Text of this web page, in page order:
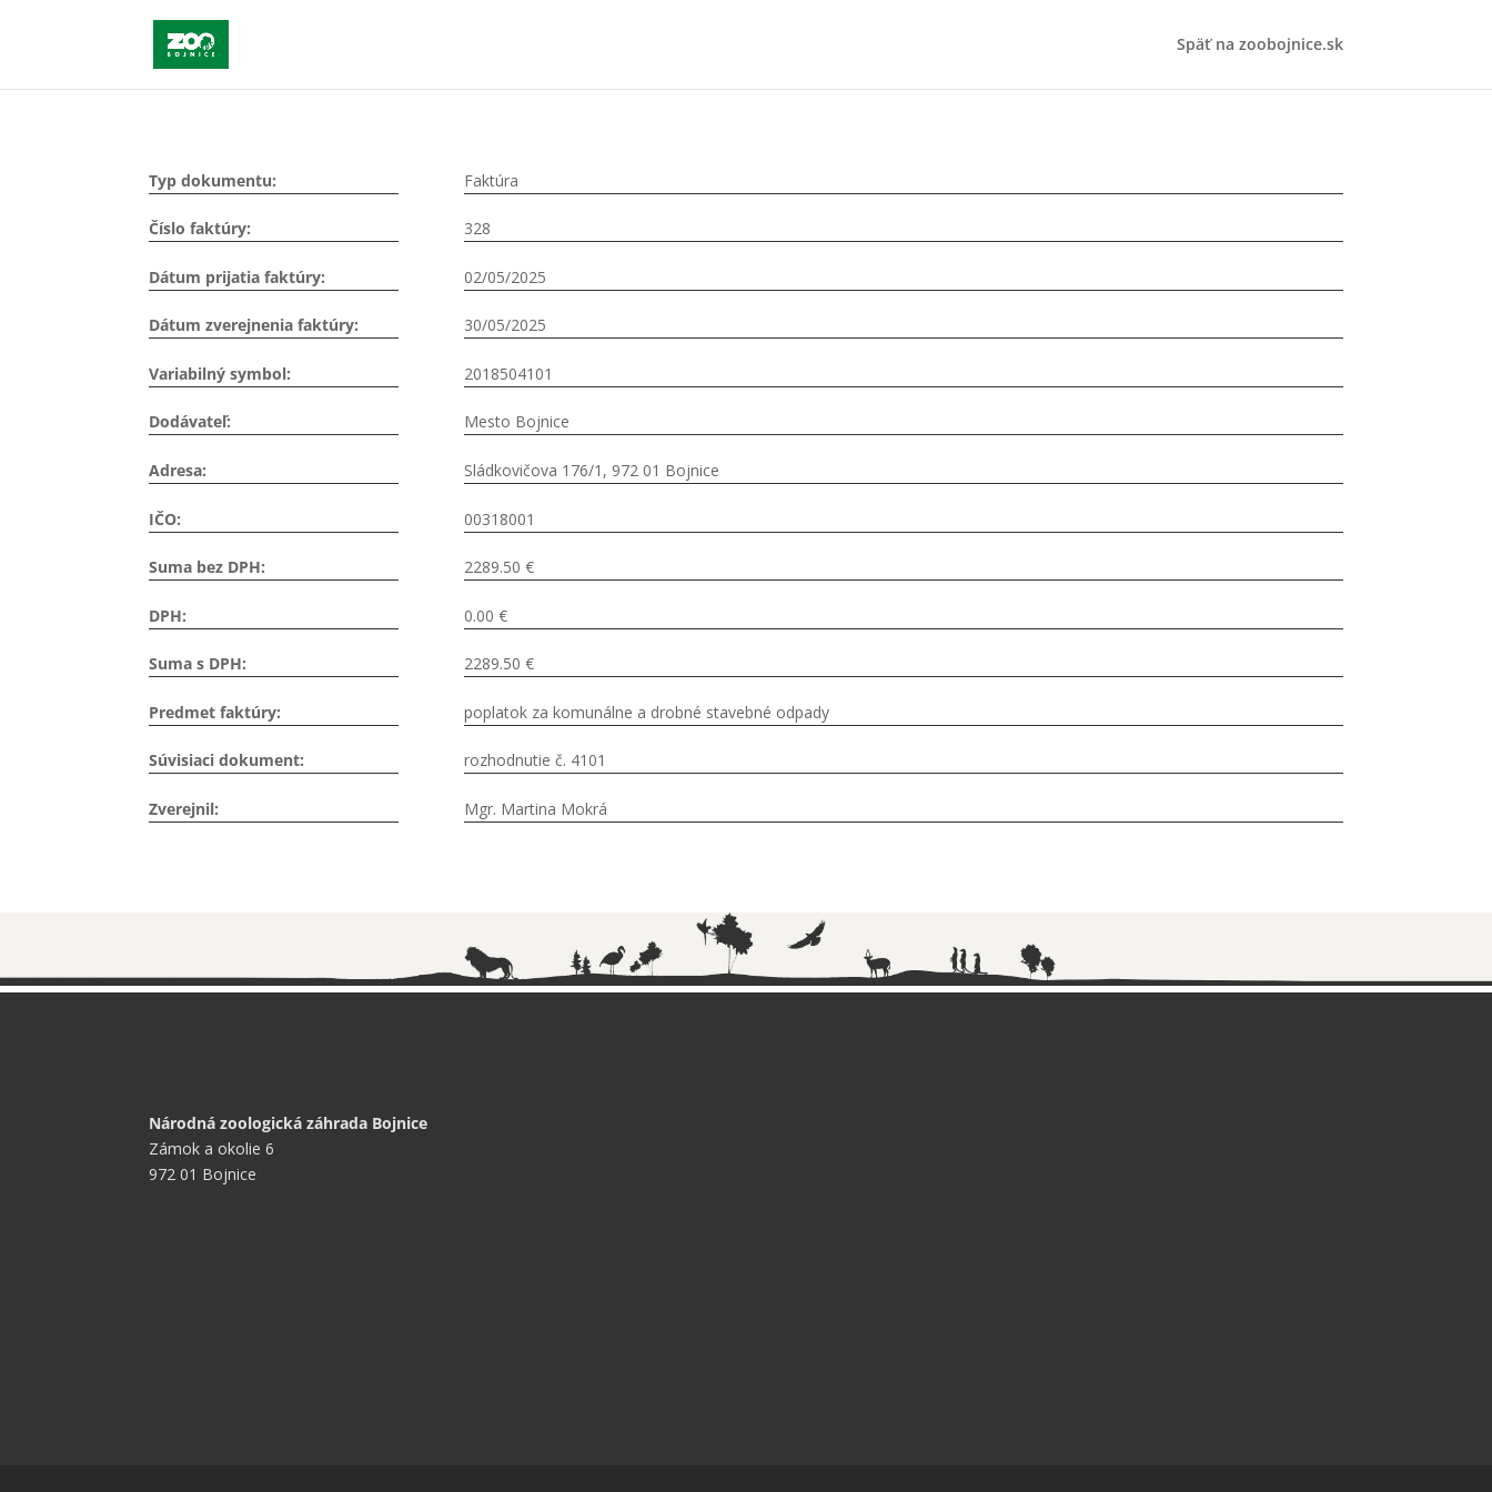
Späť na zoobojnice.sk
Typ dokumentu:
Číslo faktúry:
Dátum prijatia faktúry:
Dátum zverejnenia faktúry:
Variabilný symbol:
Dodávateľ:
Adresa:
IČO:
Suma bez DPH:
DPH:
Suma s DPH:
Predmet faktúry:
Súvisiaci dokument:
Zverejnil:
Faktúra
328
02/05/2025
30/05/2025
2018504101
Mesto Bojnice
Sládkovičova 176/1, 972 01 Bojnice
00318001
2289.50 €
0.00 €
2289.50 €
poplatok za komunálne a drobné stavebné odpady
rozhodnutie č. 4101
Mgr. Martina Mokrá
Národná zoologická záhrada Bojnice
Zámok a okolie 6
972 01 Bojnice